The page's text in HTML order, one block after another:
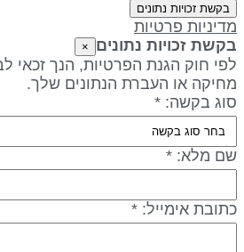
בקשת זכויות נתונים
פרטיות
זכויות נתונים
חוק הגנת הפרטיות, הנך זכאי
או העברת הנתונים שלך.
בקשה: *
מלא: *
אימייל: *